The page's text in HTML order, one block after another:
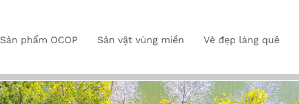
Sản phẩm OCOP Sản vật vùng miền Vẻ đẹp làng quê